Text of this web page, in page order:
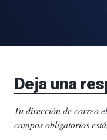
Deja una
Tu dirección de correo
campos obligatorios